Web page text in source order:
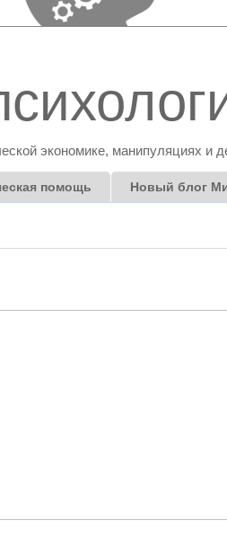
экономике, манипуляциях и
помощь Новый блог